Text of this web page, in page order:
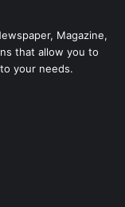
Magazine,
that allow you to
your needs.